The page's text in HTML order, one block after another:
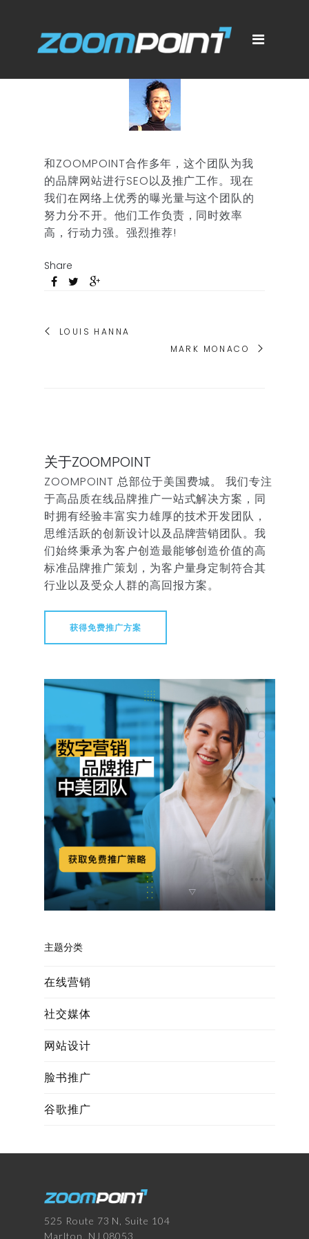
和ZOOMPOINT合作多年，这个团队为我
的品牌网站进行SEO以及推广工作。现在
我们在网络上优秀的曝光量与这个团队的
努力分不开。他们工作负责，同时效率
高，行动力强。强烈推荐!
Share
LOUIS HANNA
MARK MONACO
关于ZOOMPOINT
ZOOMPOINT 总部位于美国费城。 我们专注
于高品质在线品牌推广一站式解决方案，同
时拥有经验丰富实力雄厚的技术开发团队，
思维活跃的创新设计以及品牌营销团队。我
们始终秉承为客户创造最能够创造价值的高
标准品牌推广策划，为客户量身定制符合其
行业以及受众人群的高回报方案。
获得免费推广方案
主题分类
在线营销
社交媒体
网站设计
脸书推广
谷歌推广
525 Route 73 N, Suite 104
Marlton, NJ 08053